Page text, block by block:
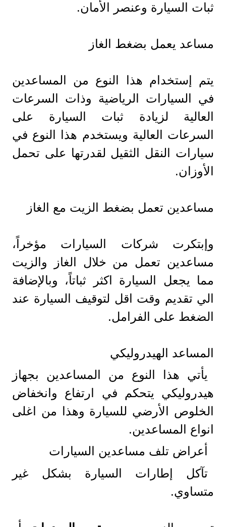
ثبات السيارة وعنصر الأمان.
مساعد يعمل بضغط الغاز
يتم إستخدام هذا النوع من المساعدين
في السيارات الرياضية وذات السرعات
العالية لزيادة ثبات السيارة على
السرعات العالية ويستخدم هذا النوع في
سيارات النقل الثقيل لقدرتها على تحمل
الأوزان.
مساعدين تعمل بضغط الزيت مع الغاز
وإبتكرت شركات السيارات مؤخراً،
مساعدين تعمل من خلال الغاز والزيت
مما يجعل السيارة اكثر ثباتاً، وبالإضافة
الي تقديم وقت اقل لتوقيف السيارة عند
الضغط على الفرامل.
المساعد الهيدروليكي
يأتي هذا النوع من المساعدين بجهاز
هيدروليكي يتحكم في ارتفاع وانخفاض
الخلوص الأرضي للسيارة وهذا من اغلى
انواع المساعدين.
أعراض تلف مساعدين السيارات
تآكل إطارات السيارة بشكل غير
متساوي.